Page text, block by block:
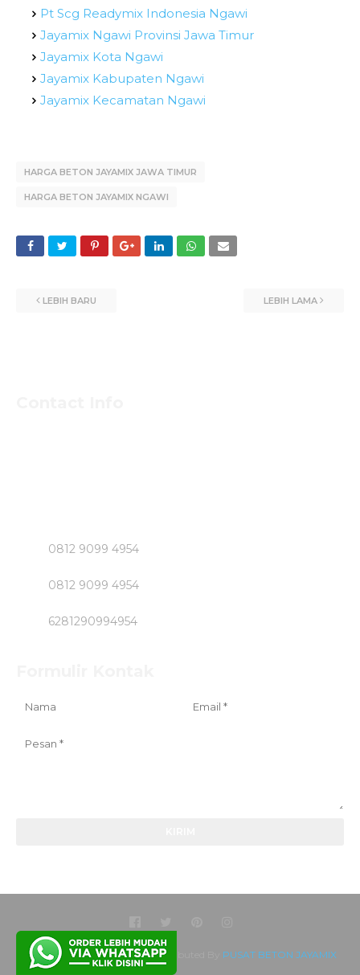
Pt Scg Readymix Indonesia Ngawi
Jayamix Ngawi Provinsi Jawa Timur
Jayamix Kota Ngawi
Jayamix Kabupaten Ngawi
Jayamix Kecamatan Ngawi
HARGA BETON JAYAMIX JAWA TIMUR
HARGA BETON JAYAMIX NGAWI
LEBIH BARU LEBIH LAMA
0812 9099 4954
0812 9099 4954
6281290994954
Created BySoraTemplates| Distributed By PUSAT BETON JAYAMIX